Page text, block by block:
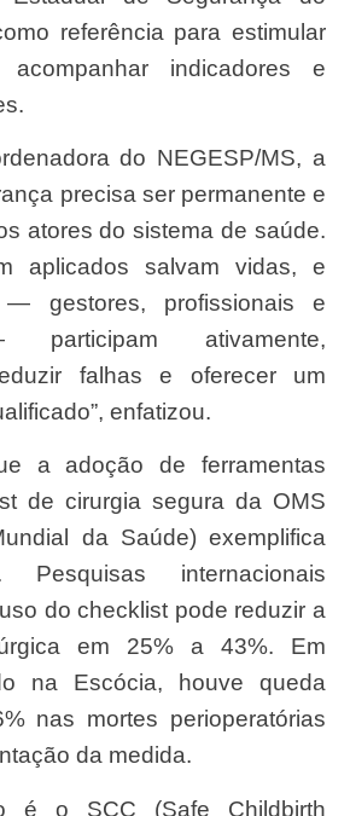
referência para estimular
acompanhar indicadores e
precisa ser permanente e
atores do sistema de saúde.
aplicados salvam vidas, e
gestores, profissionais e
ativamente,
falhas e oferecer um
enfatizou.
de cirurgia segura da OMS
da Saúde) exemplifica
Pesquisas internacionais
do checklist pode reduzir a
em 25% a 43%. Em
na Escócia, houve queda
nas mortes perioperatórias
da medida.